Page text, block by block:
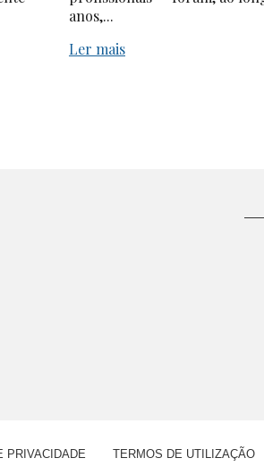
anos,...
Ler mais
PRIVACIDADE TERMOS DE UTILIZAÇÃO